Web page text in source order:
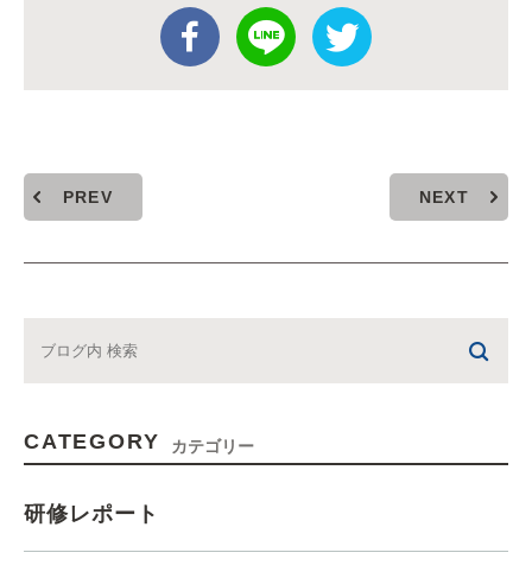
PREV NEXT
CATEGORY カテゴリー
研修レポート